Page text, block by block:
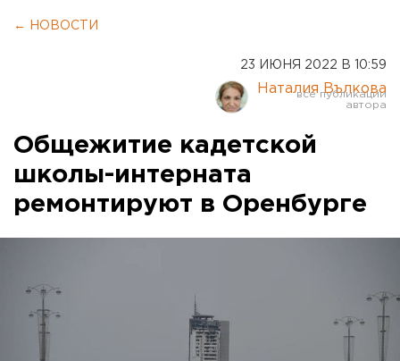
← НОВОСТИ
23 ИЮНЯ 2022 В 10:59
Наталия Вълкова
Общежитие кадетской
школы-интерната
ремонтируют в Оренбурге